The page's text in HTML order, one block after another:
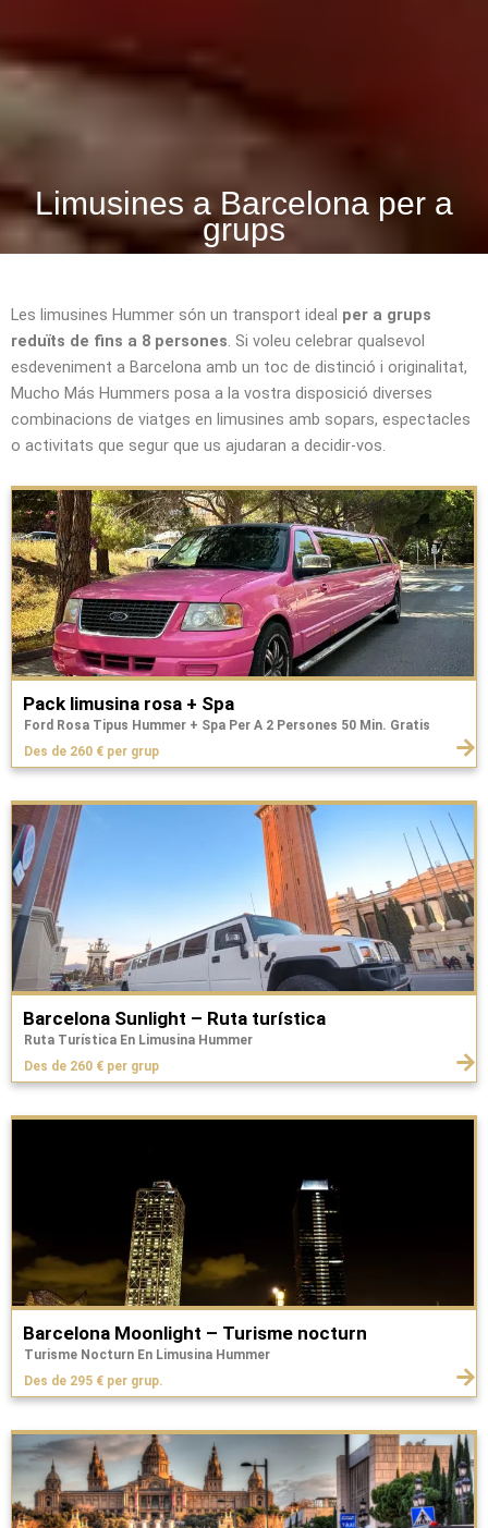
Limusines a Barcelona per a
grups
Les limusines Hummer són un transport ideal per a grups
reduïts de fins a 8 persones. Si voleu celebrar qualsevol
esdeveniment a Barcelona amb un toc de distinció i originalitat,
Mucho Más Hummers posa a la vostra disposició diverses
combinacions de viatges en limusines amb sopars, espectacles
o activitats que segur que us ajudaran a decidir-vos.
Pack limusina rosa + Spa
Ford Rosa Tipus Hummer + Spa Per A 2 Persones 50 Min. Gratis
Des de 260 € per grup
Barcelona Sunlight – Ruta turística
Ruta Turística En Limusina Hummer
Des de 260 € per grup
Barcelona Moonlight – Turisme nocturn
Turisme Nocturn En Limusina Hummer
Des de 295 € per grup.